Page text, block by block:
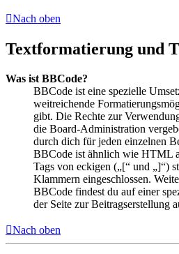
Nach oben
Textformatierung und
Was ist BBCode?
BBCode ist eine spezielle
weitreichende
gibt. Die Rechte zur
die Board-Administration
durch dich für jeden einzelnen
BBCode ist ähnlich wie HTML
Tags von eckigen („[“ und „]“)
Klammern eingeschlossen.
BBCode findest du auf einer
der Seite zur Beitragserstellung
Nach oben